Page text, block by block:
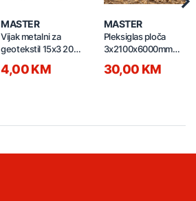
MASTER
Vijak metalni za
geotekstil 15x3 20/1
4,00 KM
MASTER
Pleksiglas ploča
3x2100x6000mm
30,00 KM